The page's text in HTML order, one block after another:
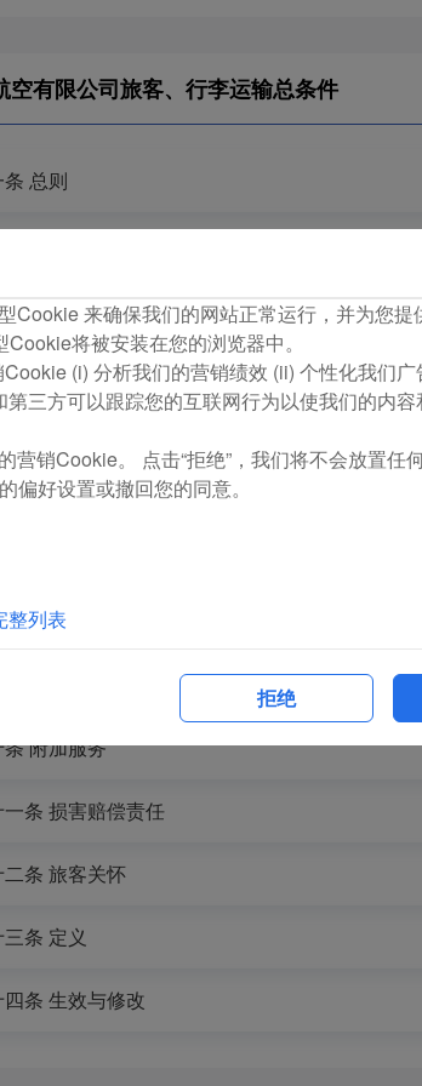
空有限公司旅客、行李运输总条件
总则
客票销售
乘机
行李运输
客票变更
附加服务
条 损害赔偿责任
条 旅客关怀
条 定义
条 生效与修改
Cookie 来确保我们的网站正常运行，并为您提
将被安装在您的浏览器中。
(i) 分析我们的营销绩效 (ii) 个性化我们
三方可以跟踪您的互联网行为以使我们的内
营销Cookie。 点击“拒绝”，我们将不会放置任
偏好设置或撤回您的同意。
整列表
拒绝